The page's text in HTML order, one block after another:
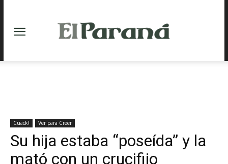
Cuack! Ver para Creer
Su hija estaba “poseída” y la
mató con un crucifijo